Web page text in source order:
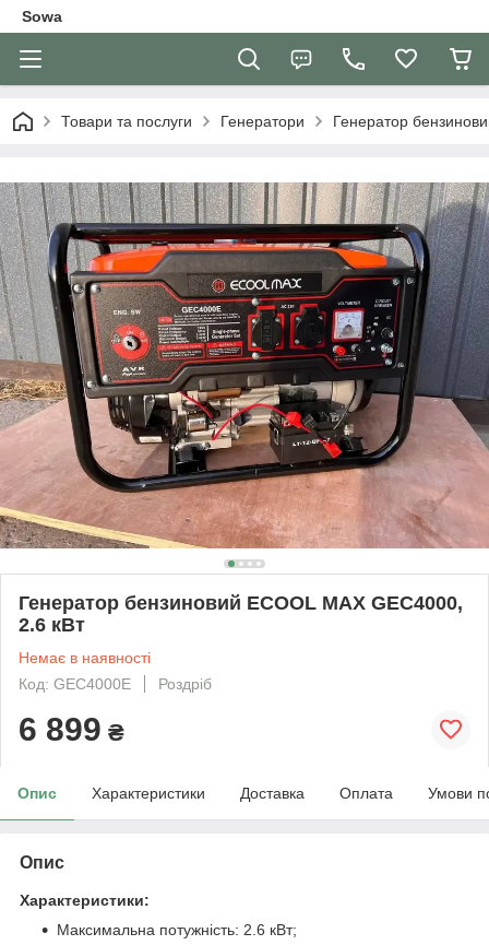
Sowa
Товари та послуги Генератори Генератор
Генератор бензиновий ECOOL MAX GEC4000,
2.6 кВт
Немає в наявності
Код: GEC4000E
Роздріб
6 899 ₴
Опис Характеристики Доставка Оплата Умови
Опис
Характеристики:
Максимальна потужність: 2.6 кВт;